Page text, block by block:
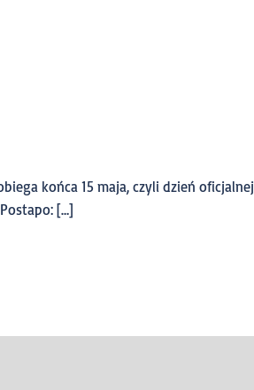
końca 15 maja, czyli dzień oficjalnej
[…]